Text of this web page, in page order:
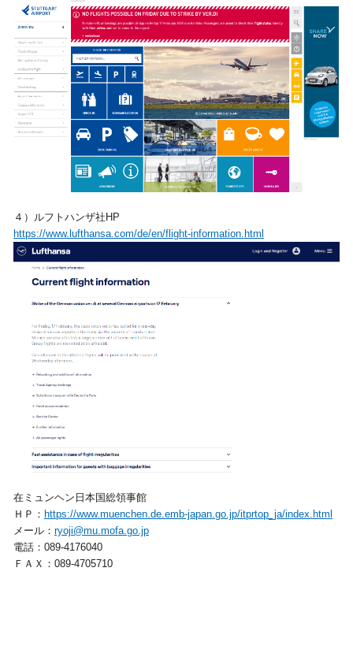
４）ルフトハンザ社HP
https://www.lufthansa.com/de/en/flight-information.html
在ミュンヘン日本国総領事館
ＨＰ： https://www.muenchen.de.emb-japan.go.jp/itprtop_ja/index.html
メール： ryoji@mu.mofa.go.jp
電話：089-4176040
ＦＡＸ：089-4705710